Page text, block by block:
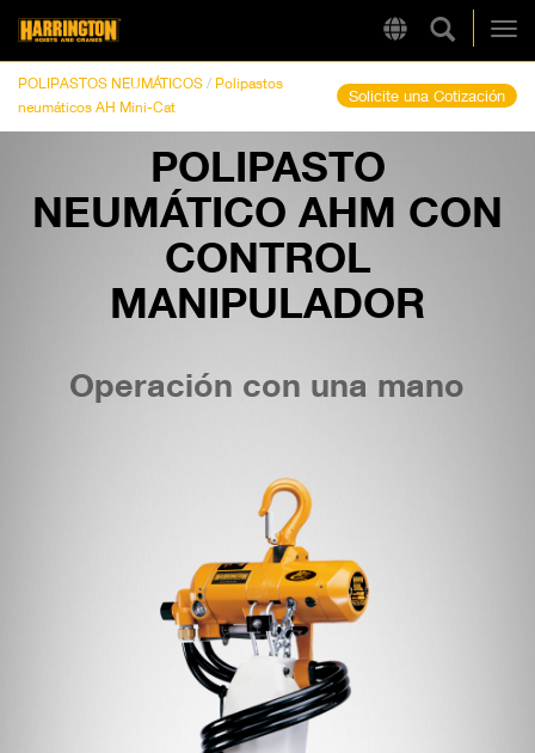
RegionHarrington
POLIPASTOS NEUMÁTICOS / Polipastos
neumáticos AH Mini-Cat
Solicite una Cotización
POLIPASTO
NEUMÁTICO AHM CON
CONTROL
MANIPULADOR
Operación con una mano